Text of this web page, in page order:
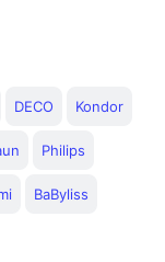
DECO Kondor
Philips
BaByliss